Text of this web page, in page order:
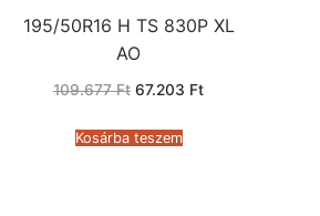
195/50R16 H TS 830P XL
AO
109.677Ft Original
109.677 Ft.
67.203 FtCurrent
Kosárba teszem